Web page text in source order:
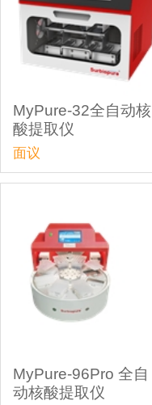
MyPure-32全自动核
酸提取仪
面议
MyPure-96Pro 全自
动核酸提取仪